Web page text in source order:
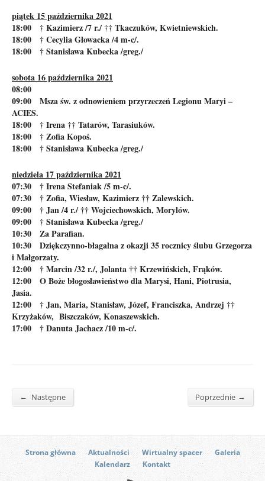
piątek 15 października 2021
18:00 † Kazimierz /7 r./ †† Tkaczuków, Kwietniewskich.
18:00 † Cecylia Głowacka /4 m-c/.
18:00 † Stanisława Kubecka /greg./
sobota 16 października 2021
08:00
09:00 Msza św. z odnowieniem przyrzeczeń Legionu Maryi –
ACIES.
18:00 † Irena †† Tatarów, Tarasiuków.
18:00 † Zofia Kopoś.
18:00 † Stanisława Kubecka /greg./
niedziela 17 października 2021
07:30 † Irena Stefaniak /5 m-c/.
07:30 † Zofia, Wiesław, Kazimierz †† Zalewskich.
09:00 † Jan /4 r./ †† Wojciechowskich, Morylów.
09:00 † Stanisława Kubecka /greg./
10:30 Za Parafian.
10:30 Dziękczynno-błagalna z okazji 35 rocznicy ślubu Grzegorza
i Małgorzaty.
12:00 † Marcin /32 r./, Jolanta †† Krzewińskich, Frąków.
12:00 O Boże błogosławieństwo dla Marysi, Hani, Piotrusia,
Jasia.
12:00 † Jan, Maria, Stanisław, Józef, Franciszka, Andrzej ††
Krzyżaków, Biszczaków, Konaszewskich.
17:00 † Danuta Jachacz /10 m-c/.
← Następne Poprzednie →
Strona główna Aktualności Wirtualny spacer
Galeria
Kalendarz
Kontakt